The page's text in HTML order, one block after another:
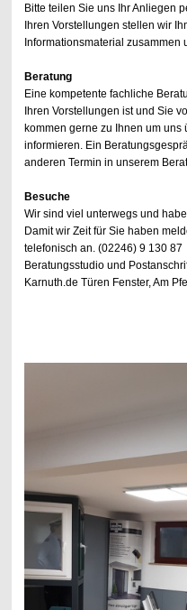
Bitte teilen Sie uns Ihr Anliegen
Ihren Vorstellungen stellen wir
Informationsmaterial zusammen
Beratung
Eine kompetente fachliche
Ihren Vorstellungen ist und Sie
kommen gerne zu Ihnen um
informieren. Ein
anderen Termin in unserem
Besuche
Wir sind viel unterwegs und
Damit wir Zeit für Sie haben
telefonisch an. (02246) 9 130 87
Beratungsstudio und
Karnuth.de Türen Fenster, Am